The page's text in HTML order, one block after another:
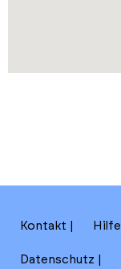
Kontakt Hilfe
Datenschutz